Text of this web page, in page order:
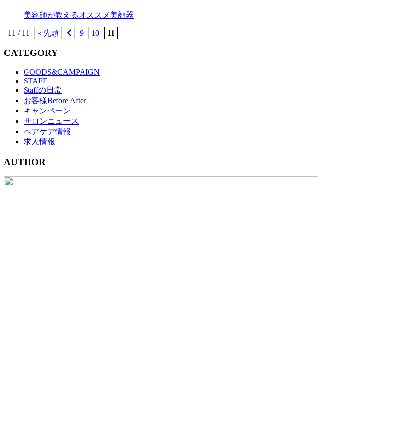
美容師が教えるオススメ美顔器
11 / 11 « 先頭 9 10 11
CATEGORY
GOODS&CAMPAIGN
STAFF
Staffの日常
お客様Before After
キャンペーン
サロンニュース
ヘアケア情報
求人情報
AUTHOR